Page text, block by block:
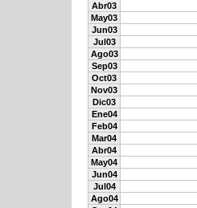
Abr03
May03
Jun03
Jul03
Ago03
Sep03
Oct03
Nov03
Dic03
Ene04
Feb04
Mar04
Abr04
May04
Jun04
Jul04
Ago04